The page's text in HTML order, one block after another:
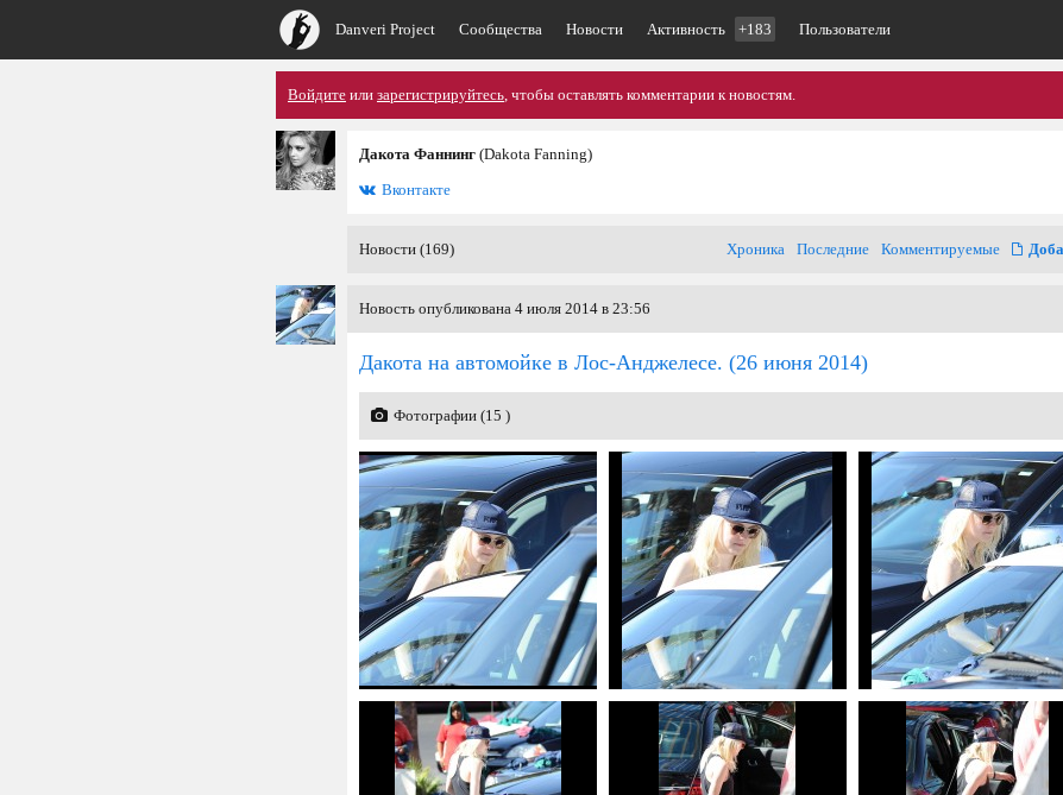
Danveri Project Сообщества Новости Активность +183 Пользователи
Войдите или зарегистрируйтесь, чтобы оставлять комментарии к новостям.
Дакота Фаннинг (Dakota Fanning)
Вконтакте
Новости (169) Хроника Последние Комментируемые
Новость опубликована 4 июля 2014 в 23:56
Дакота на автомойке в Лос-Анджелесе. (26 июня 2014)
Фотографии (15 )